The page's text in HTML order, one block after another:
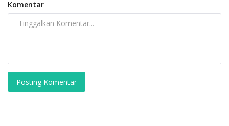
Komentar
Posting Komentar